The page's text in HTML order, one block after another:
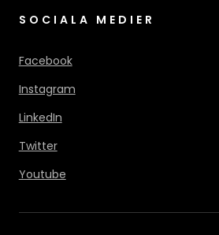
SOCIALA MEDIER
Facebook
Instagram
LinkedIn
Twitter
Youtube